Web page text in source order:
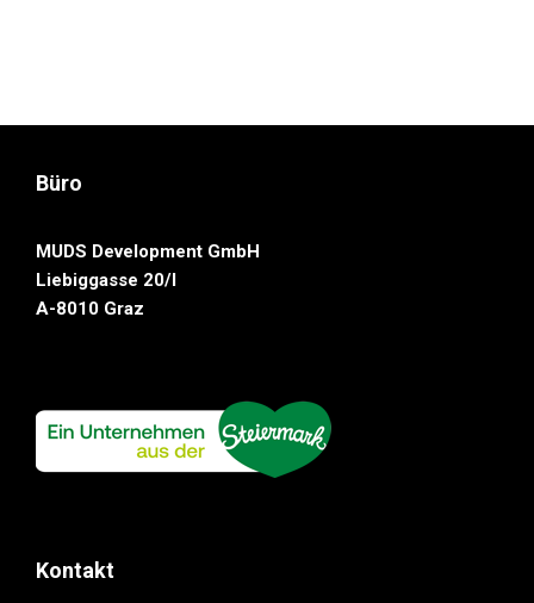
Büro
MUDS Development GmbH
Liebiggasse 20/I
A-8010 Graz
Kontakt